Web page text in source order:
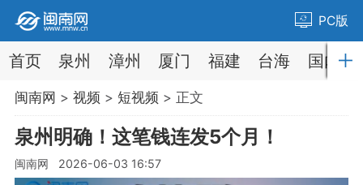
PC版
首页 泉州 漳州 厦门 福建 台海 国内
闽南网 > 视频 > 短视频 > 正文
泉州明确！这笔钱连发5个月！
闽南网 2026-06-03 16:57